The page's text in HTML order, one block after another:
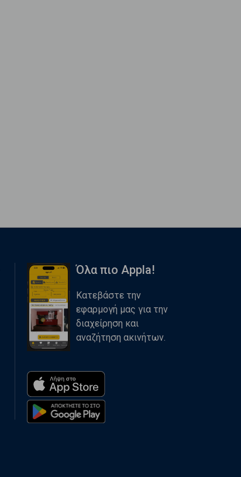
Όλα πιο Appla!
Κατεβάστε την
εφαρμογή μας για την
διαχείρηση και
αναζήτηση ακινήτων.